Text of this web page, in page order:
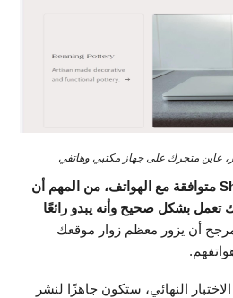
عاين متجرك على جهاز مكتبي وهاتفي
بالرغم من أن قوالب Shopify متوافقة مع الهواتف، من المهم أن
بشكل صحيح وأنه يبدو رائعًا
أن يزور معظم زوار موقعك
النهائي، ستكون جاهزًا لنشر